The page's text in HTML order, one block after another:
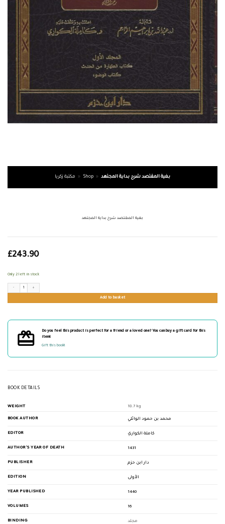
مكتبة زكريا » Shop » بغية المقتصد شرح بداية المجتهد
بغية المقتصد شرح بداية المجتهد
£243.90
Only 2 left in stock
Add to basket
Do you feel this product is perfect for a friend or a loved one? You can buy a gift card for this
item!
Gift this book!
BOOK DETAILS
WEIGHT 18.7 kg
BOOK AUTHOR محمد بن حمود الوائلي
EDITOR كاملة الكواري
AUTHOR'S YEAR OF DEATH 1431
PUBLISHER دار ابن حزم
EDITION الأولى
YEAR PUBLISHED 1440
VOLUMES 16
BINDING مجلد